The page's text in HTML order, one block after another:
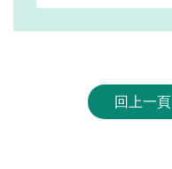
回上一頁